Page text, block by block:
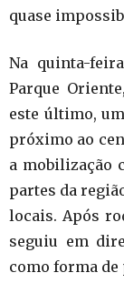
quase
Na quinta-
Parque
este último,
próximo ao
a mobilização
partes da
locais. Após
seguiu em
como forma de